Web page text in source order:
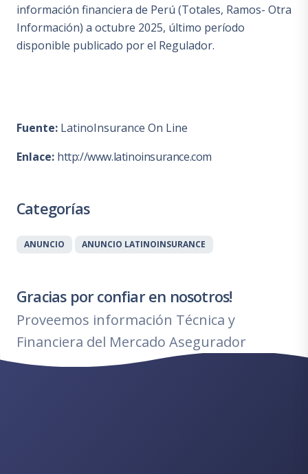
información financiera de Perú (Totales, Ramos- Otra
Información) a octubre 2025, último período
disponible publicado por el Regulador.
Fuente: LatinoInsurance On Line
Enlace: http://www.latinoinsurance.com
Categorías
ANUNCIO ANUNCIO LATINOINSURANCE
Gracias por confiar en nosotros!
Proveemos información Técnica y
Financiera del Mercado Asegurador